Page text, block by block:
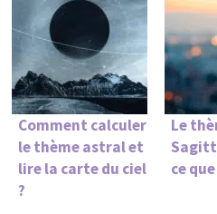
Comment calculer
le thème astral et
lire la carte du ciel
?
Le
ce que